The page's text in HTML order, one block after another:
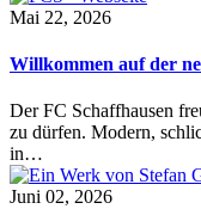
Mai 22, 2026
Willkommen auf der
Der FC Schaffhausen
zu dürfen. Modern,
in…
Juni 02, 2026